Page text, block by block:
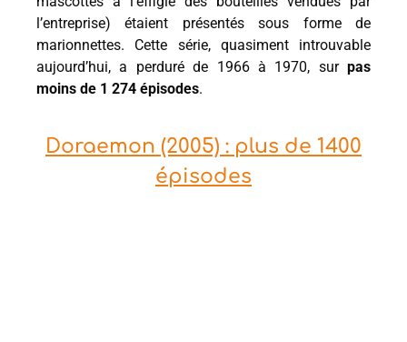
l’entreprise) étaient présentés sous forme de
marionnettes. Cette série, quasiment introuvable
aujourd’hui, a perduré de 1966 à 1970, sur pas
moins de 1 274 épisodes.
Doraemon (2005) : plus de 1400
épisodes